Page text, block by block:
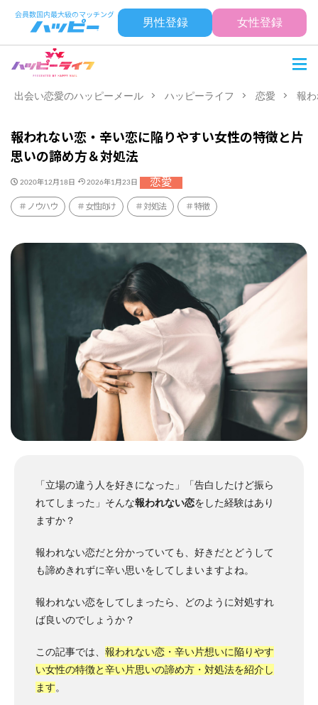
男性登録 女性登録
出会い恋愛のハッピーメール ハッピーライフ 恋愛 報
報われない恋・辛い恋に陥りやすい女性の特徴と片
思いの諦め方＆対処法
2020年12月18日 2026年1月23日 恋愛
ノウハウ 女性向け 対処法 特徴
「立場の違う人を好きになった」「告白したけど振ら
れてしまった」そんな報われない恋をした経験はあり
ますか？
報われない恋だと分かっていても、好きだとどうして
も諦めきれずに辛い思いをしてしまいますよね。
報われない恋をしてしまったら、どのように対処すれ
ば良いのでしょうか？
この記事では、 報われない恋・辛い片想いに陥りやす
い女性の特徴と辛い片思いの諦め方・対処法を紹介し
ます。